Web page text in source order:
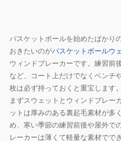
バスケットボールを始めたばかり
おきたいのがバスケットボールウ
ウィンドブレーカーです。練習前
など、コート上だけでなくベンチ
枚は必ず持っておくと重宝します。
まずスウェットとウィンドブレー
ットは厚みのある裏起毛素材が多
め、寒い季節の練習前後や屋外で
レーカーは薄くて軽量な素材でで